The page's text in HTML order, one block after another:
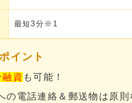
最短3分※1
イント
資 も可能！
の電話連絡＆郵送物は原則